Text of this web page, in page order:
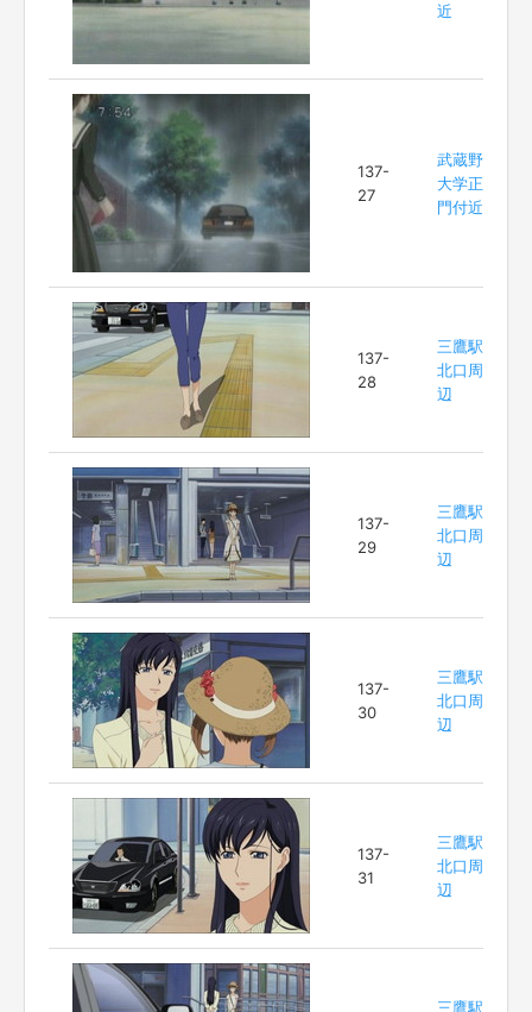
近
137-
27
武蔵野
大学正
門付近
137-
28
三鷹駅
北口周
辺
137-
29
三鷹駅
北口周
辺
137-
30
三鷹駅
北口周
辺
137-
31
三鷹駅
北口周
辺
三鷹駅